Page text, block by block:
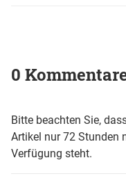
0
Bitte beachten Sie,
Artikel nur 72 Stunden
Verfügung steht.